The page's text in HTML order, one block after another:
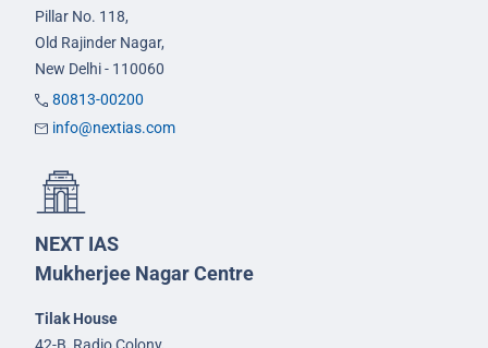
Pillar No. 118,
Old Rajinder Nagar,
New Delhi - 110060
80813-00200
info@nextias.com
NEXT IAS
Mukherjee Nagar Centre
Tilak House